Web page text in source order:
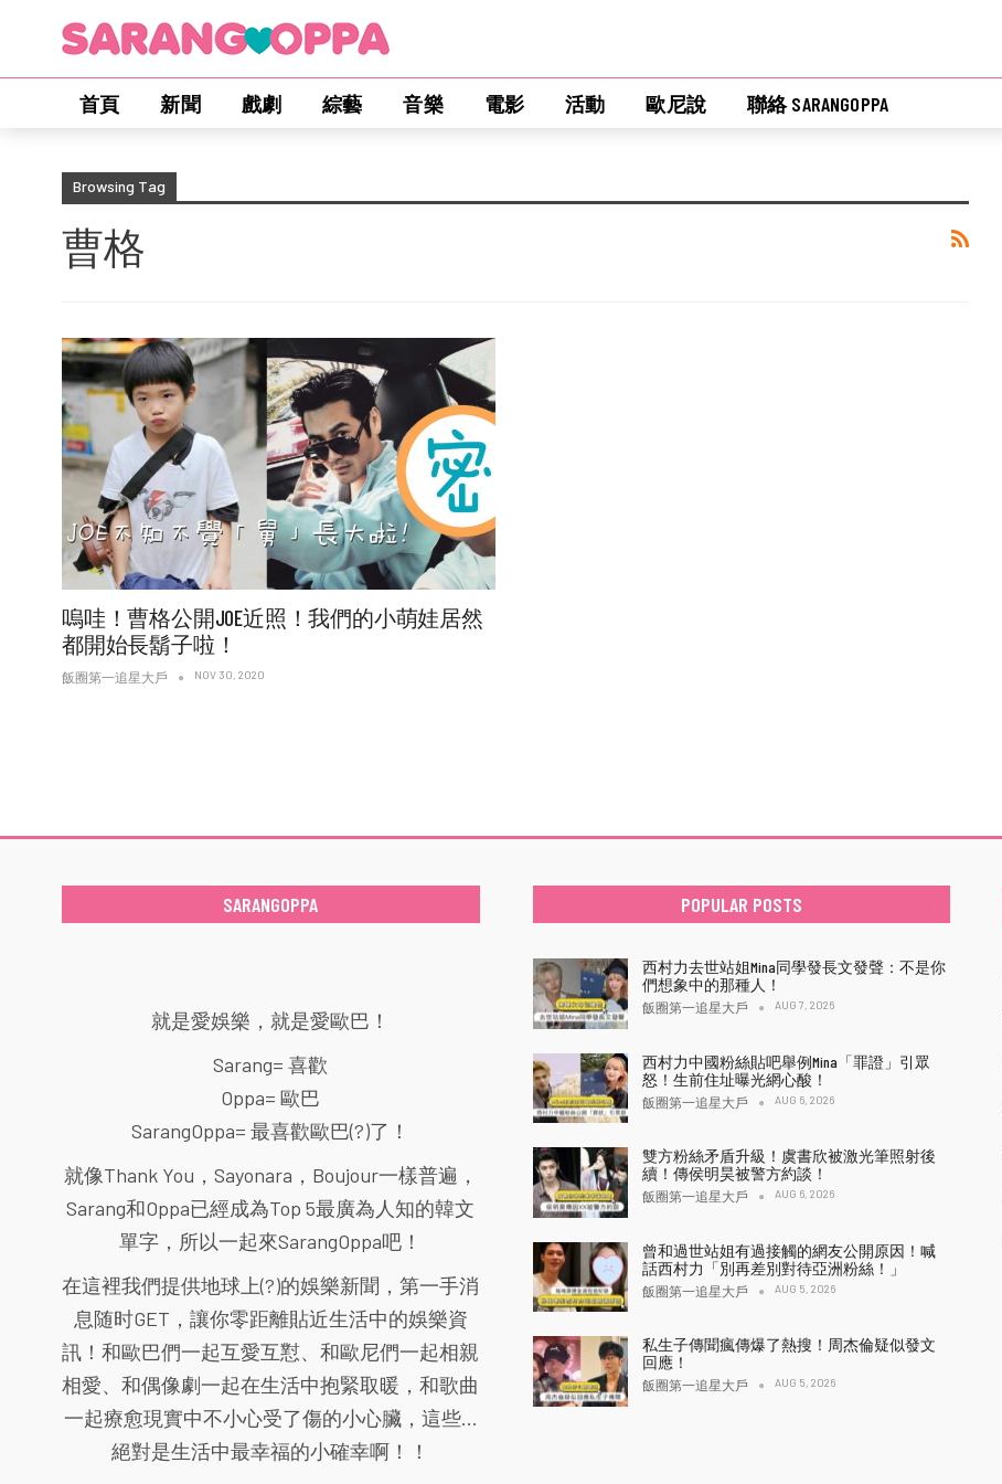
首頁 新聞 戲劇 綜藝 音樂 電影 活動 歐尼說 聯絡 SARANGOPPA
Browsing Tag
曹格
嗚哇！曹格公開JOE近照！我們的小萌娃居然
都開始長鬍子啦！
飯圈第一追星大戶 NOV 30, 2020
SARANGOPPA
就是愛娛樂，就是愛歐巴！
Sarang= 喜歡
Oppa= 歐巴
SarangOppa= 最喜歡歐巴(?)了！
就像Thank You，Sayonara，Boujour一樣普遍，
Sarang和Oppa已經成為Top 5最廣為人知的韓文
單字，所以一起來SarangOppa吧！
在這裡我們提供地球上(?)的娛樂新聞，第一手消
息随时GET，讓你零距離貼近生活中的娛樂資
訊！和歐巴們一起互愛互懟、和歐尼們一起相親
相愛、和偶像劇一起在生活中抱緊取暖，和歌曲
一起療愈現實中不小心受了傷的小心臟，這些...
絕對是生活中最幸福的小確幸啊！！
POPULAR POSTS
西村力去世站姐Mina同學發長文發聲：不是你
們想象中的那種人！
飯圈第一追星大戶 AUG 7, 2026
西村力中國粉絲貼吧舉例Mina「罪證」引眾
怒！生前住址曝光網心酸！
飯圈第一追星大戶 AUG 6, 2026
雙方粉絲矛盾升級！虞書欣被激光筆照射後
續！傳侯明昊被警方約談！
飯圈第一追星大戶 AUG 6, 2026
曾和過世站姐有過接觸的網友公開原因！喊
話西村力「別再差別對待亞洲粉絲！」
飯圈第一追星大戶 AUG 5, 2026
私生子傳聞瘋傳爆了熱搜！周杰倫疑似發文
回應！
飯圈第一追星大戶 AUG 5, 2026